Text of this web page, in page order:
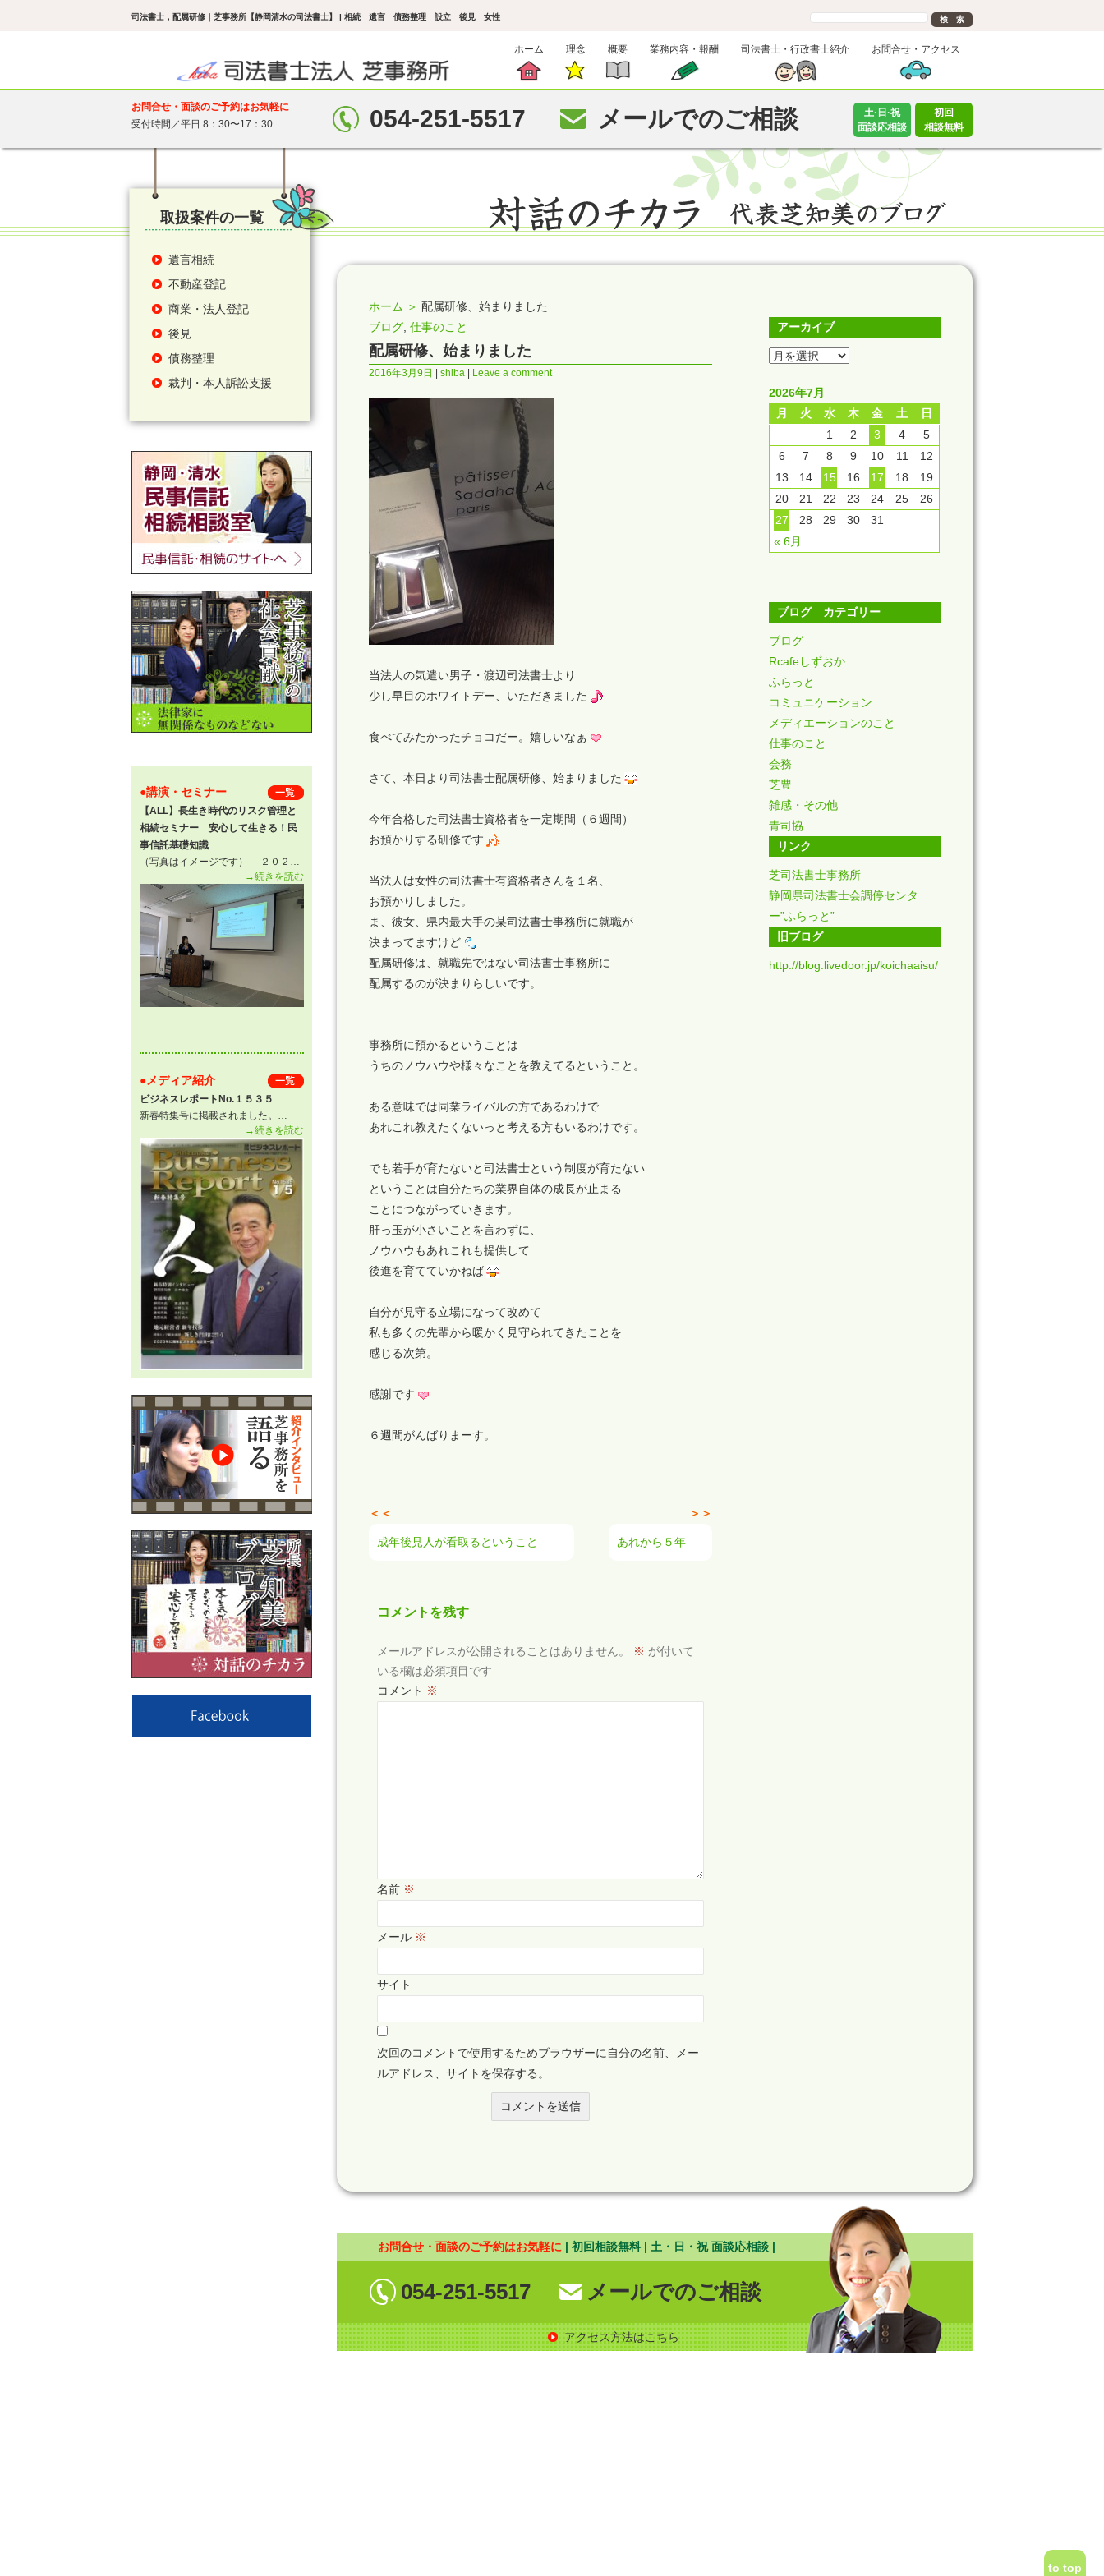
司法書士，配属研修 ｜芝事務所【静岡清水の司法書士】 | 相続 遺言 債務整理 設立 後見 女性
ホーム 理念 概要 業務内容・報酬 司法書士・行政書士紹介 お問合せ・アクセス
お問合せ・面談のご予約はお気軽に
受付時間／平日 8：30〜17：30
054-251-5517 メールでのご相談
土·日·祝
面談応相談
初回
相談無料
ホーム ＞ 配属研修、始まりました
ブログ, 仕事のこと
配属研修、始まりました
2016年3月9日 shiba Leave a comment
当法人の気遣い男子・渡辺司法書士より
少し早目のホワイトデー、いただきました
食べてみたかったチョコだー。嬉しいなぁ
さて、本日より司法書士配属研修、始まりました
今年合格した司法書士資格者を一定期間（６週間）
お預かりする研修です
当法人は女性の司法書士有資格者さんを１名、
お預かりしました。
ま、彼女、県内最大手の某司法書士事務所に就職が
決まってますけど
配属研修は、就職先ではない司法書士事務所に
配属するのが決まりらしいです。
事務所に預かるということは
うちのノウハウや様々なことを教えてるということ。
ある意味では同業ライバルの方であるわけで
あれこれ教えたくないっと考える方もいるわけです。
でも若手が育たないと司法書士という制度が育たない
ということは自分たちの業界自体の成長が止まる
ことにつながっていきます。
肝っ玉が小さいことを言わずに、
ノウハウもあれこれも提供して
後進を育てていかねば
自分が見守る立場になって改めて
私も多くの先輩から暖かく見守られてきたことを
感じる次第。
感謝です
６週間がんばりまーす。
＜＜
成年後見人が看取るということ
＞＞
あれから５年
コメントを残す
メールアドレスが公開されることはありません。 ※ が付いて
いる欄は必須項目です
コメント ※
名前 ※
メール ※
サイト
次回のコメントで使用するためブラウザーに自分の名前、メー
ルアドレス、サイトを保存する。
アーカイブ
2026年7月
月
火 水 木 金 土 日
« 6月
1 2 3 4
5
6
7 8 9 10 11
12
13
14 15 16 17 18
19
20
21 22 23 24 25
26
27
28 29 30 31
ブログ カテゴリー
ブログ
Rcafeしずおか
ふらっと
コミュニケーション
メディエーションのこと
仕事のこと
会務
芝豊
雑感・その他
青司協
リンク
芝司法書士事務所
静岡県司法書士会調停センタ
ー”ふらっと”
旧ブログ
http://blog.livedoor.jp/koichaaisu/
お問合せ・面談のご予約はお気軽に | 初回相談無料 | 土・日・祝 面談応相談 |
054-251-5517 メールでのご相談
アクセス方法はこちら
取扱案件の一覧
遺言相続
不動産登記
商業・法人登記
後見
債務整理
裁判・本人訴訟支援
●講演・セミナー
【ALL】長生き時代のリスク管理と
相続セミナー 安心して生きる！民
事信託基礎知識
（写真はイメージです） ２０２…
→続きを読む
●メディア紹介
ビジネスレポートNo.１５３５
新春特集号に掲載されました。…
→続きを読む
to top